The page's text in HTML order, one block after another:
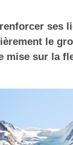
ses
le
mise sur la